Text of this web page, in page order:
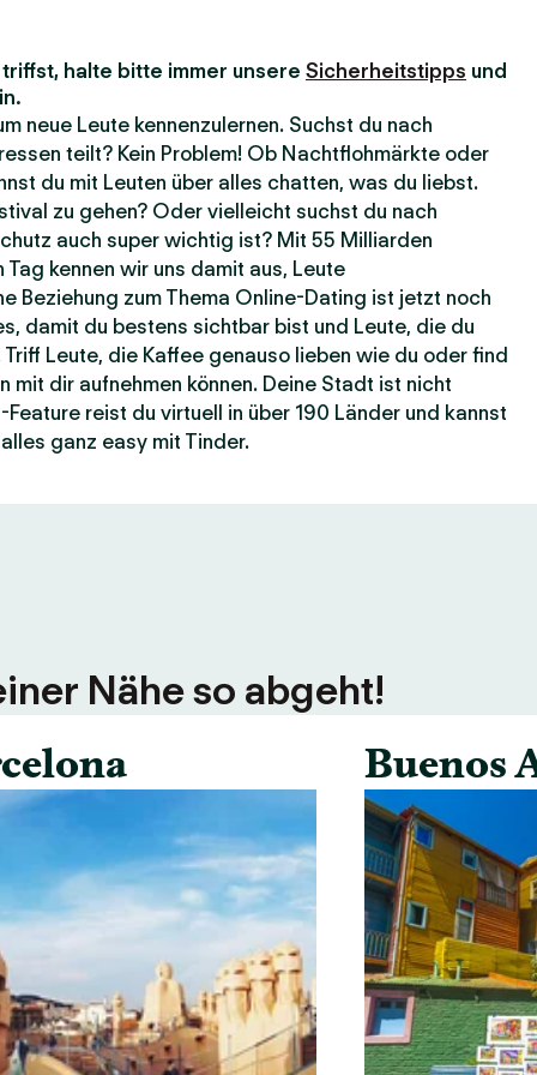
halte bitte immer unsere Sicherheitstipps und
neue Leute kennenzulernen. Suchst du nach
teilt? Kein Problem! Ob Nachtflohmärkte oder
du mit Leuten über alles chatten, was du liebst.
zu gehen? Oder vielleicht suchst du nach
auch super wichtig ist? Mit 55 Milliarden
kennen wir uns damit aus, Leute
Beziehung zum Thema Online-Dating ist jetzt noch
damit du bestens sichtbar bist und Leute, die du
Leute, die Kaffee genauso lieben wie du oder find
mit dir aufnehmen können. Deine Stadt ist nicht
reist du virtuell in über 190 Länder und kannst
ganz easy mit Tinder.
Nähe so abgeht!
Buenos